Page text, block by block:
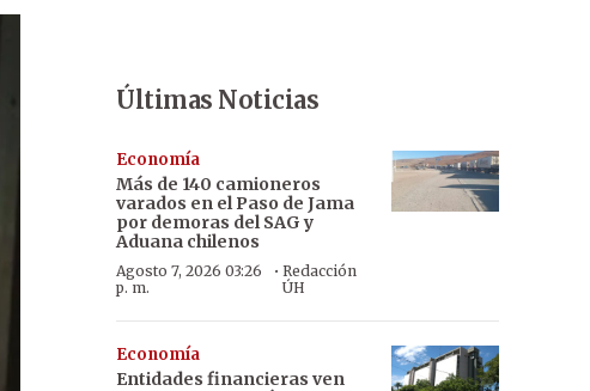
Últimas Noticias
Economía
Más de 140 camioneros
varados en el Paso de Jama
por demoras del SAG y
Aduana chilenos
Agosto 7, 2026 03:26
p. m.
·Redacción
ÚH
Economía
Entidades financieras ven